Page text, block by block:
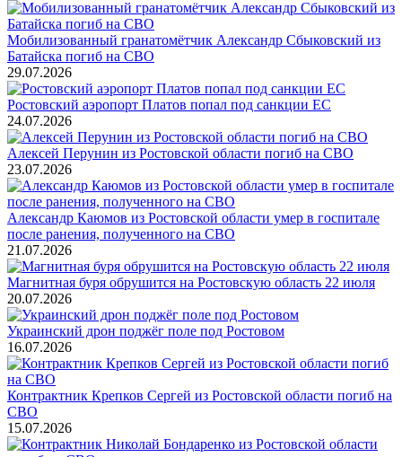
Мобилизованный гранатомётчик Александр Сбыковский из
Батайска погиб на СВО
29.07.2026
Ростовский аэропорт Платов попал под санкции ЕС
24.07.2026
Алексей Перунин из Ростовской области погиб на СВО
23.07.2026
Александр Каюмов из Ростовской области умер в госпитале
после ранения, полученного на СВО
21.07.2026
Магнитная буря обрушится на Ростовскую область 22 июля
20.07.2026
Украинский дрон поджёг поле под Ростовом
16.07.2026
Контрактник Крепков Сергей из Ростовской области погиб на
СВО
15.07.2026